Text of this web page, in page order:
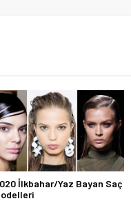
İlkbahar/Yaz Bayan Saç